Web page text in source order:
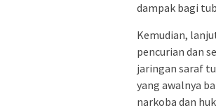
dampak bagi
Kemudian,
pencurian dan
jaringan saraf
yang awalnya
narkoba dan